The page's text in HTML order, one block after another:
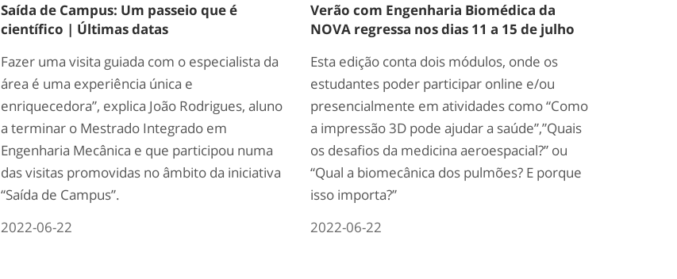
Saída de Campus: Um passeio que é
científico | Últimas datas
Fazer uma visita guiada com o especialista da
área é uma experiência única e
enriquecedora”, explica João Rodrigues, aluno
a terminar o Mestrado Integrado em
Engenharia Mecânica e que participou numa
das visitas promovidas no âmbito da iniciativa
“Saída de Campus”.
2022-06-22
Verão com Engenharia Biomédica da
NOVA regressa nos dias 11 a 15 de julho
Esta edição conta dois módulos, onde os
estudantes poder participar online e/ou
presencialmente em atividades como “Como
a impressão 3D pode ajudar a saúde”,”Quais
os desafios da medicina aeroespacial?” ou
“Qual a biomecânica dos pulmões? E porque
isso importa?”
2022-06-22